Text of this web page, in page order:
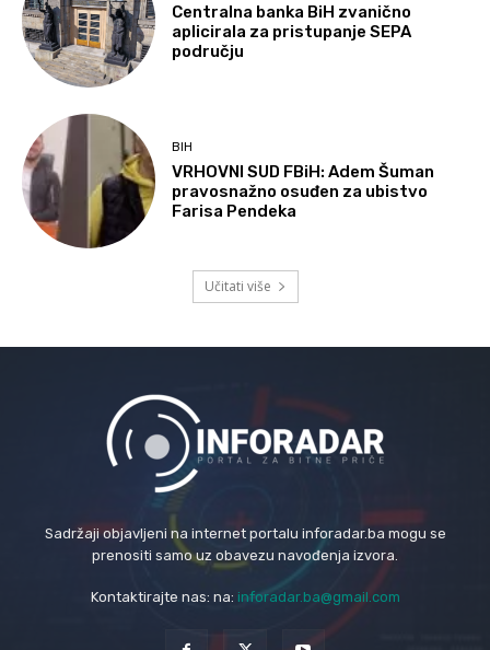
Centralna banka BiH zvanično
aplicirala za pristupanje SEPA
području
BIH
VRHOVNI SUD FBiH: Adem Šuman
pravosnažno osuđen za ubistvo
Farisa Pendeka
Učitati više
Sadržaji objavljeni na internet portalu inforadar.ba mogu se
prenositi samo uz obavezu navođenja izvora.
Kontaktirajte nas: na: inforadar.ba@gmail.com